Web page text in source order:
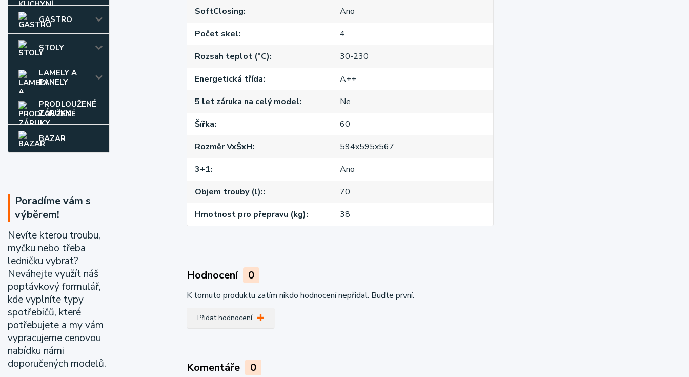
GASTRO
STOLY
LAMELY A
PANELY
PRODLOUŽENÉ
ZÁRUKY
BAZAR
Poradíme vám s
výběrem!
Nevíte kterou troubu,
myčku nebo třeba
ledničku vybrat?
Neváhejte využít náš
poptávkový formulář,
kde vyplníte typy
spotřebičů, které
potřebujete a my vám
vypracujeme cenovou
nabídku námi
doporučených modelů.
SoftClosing
Ano
Počet skel
4
Rozsah teplot (°C)
30-230
Energetická třída
A++
5 let záruka na celý model
Ne
Šířka
60
Rozměr VxŠxH
594x595x567
3+1
Ano
Objem trouby (l):
70
Hmotnost pro přepravu (kg)
38
Hodnocení 0
K tomuto produktu zatím nikdo hodnocení nepřidal. Buďte první.
Přidat hodnocení
Komentáře 0